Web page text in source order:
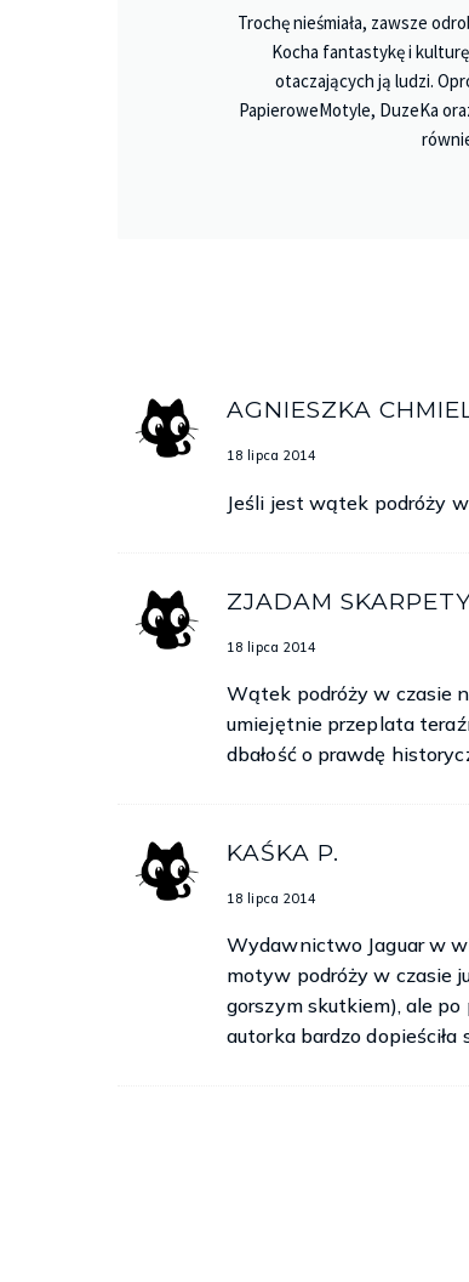
Trochę nieśmiała, zawsze
Kocha fantastykę i
otaczających ją ludzi.
PapieroweMotyle, DuzeKa
AGNIESZKA
18 lipca 2014
Jeśli jest wątek podróży
ZJADAM
18 lipca 2014
Wątek podróży w czasie
umiejętnie przeplata
dbałość o prawdę
KAŚKA P.
18 lipca 2014
Wydawnictwo Jaguar w
motyw podróży w czasie
gorszym skutkiem), ale
autorka bardzo